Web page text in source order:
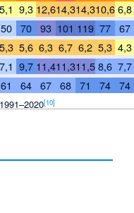
5,1 9,3 12,614,314,310,6 6,8
50 70 93 101 119 77 67
5,3 5,6 6,3 6,7 6,2 5,3 4,3
7,1 9,7 11,411,311,5 8,6 7,7
61 64 67 68 71 74 74
[10]